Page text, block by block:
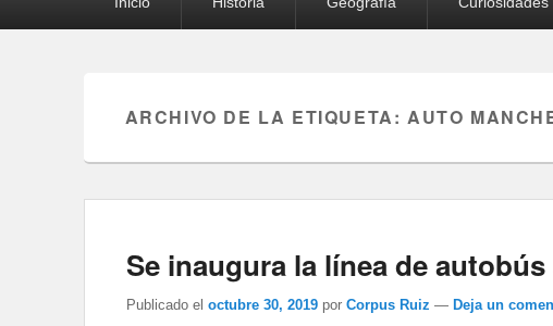
ARCHIVO DE LA ETIQUETA:AUTO
Se inaugura la línea de
Publicado el octubre 30, 2019 por Corpus Ruiz — Deja un